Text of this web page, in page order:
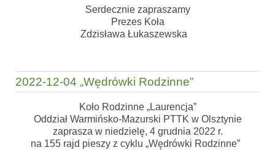
Serdecznie zapraszamy
Prezes Koła
Zdzisława Łukaszewska
2022-12-04 „Wędrówki Rodzinne”
Koło Rodzinne „Laurencja”
Oddział Warmińsko-Mazurski PTTK w Olsztynie
zaprasza w niedzielę, 4 grudnia 2022 r.
na 155 rajd pieszy z cyklu „Wędrówki Rodzinne”